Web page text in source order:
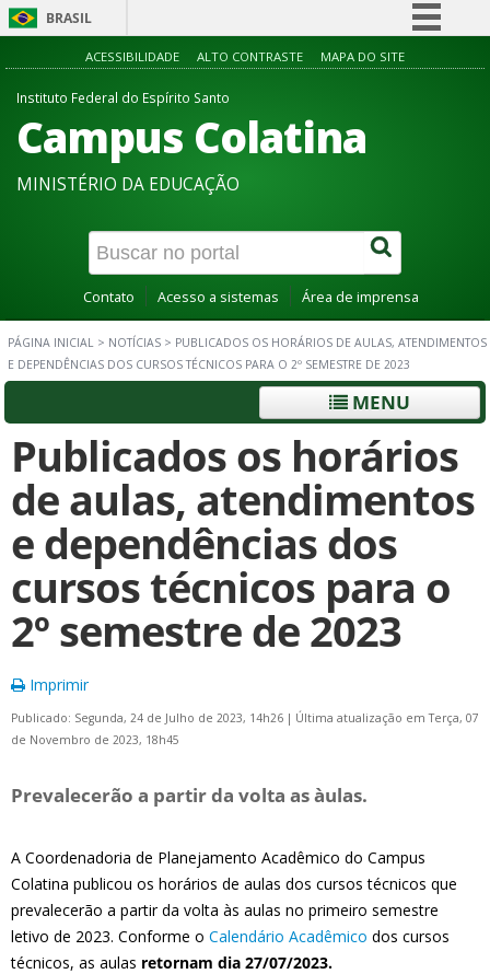
BRASIL
Simplifique!
Acesso à informação
Canais
ACESSIBILIDADE ALTO CONTRASTE MAPA DO SITE
Instituto Federal do Espírito Santo
Campus Colatina
MINISTÉRIO DA EDUCAÇÃO
Contato Acesso a sistemas Área de imprensa
PÁGINA INICIAL > NOTÍCIAS > PUBLICADOS OS HORÁRIOS DE AULAS, ATENDIMENTOS
E DEPENDÊNCIAS DOS CURSOS TÉCNICOS PARA O 2º SEMESTRE DE 2023
MENU
Publicados os horários
de aulas, atendimentos
e dependências dos
cursos técnicos para o
2º semestre de 2023
Imprimir
Publicado: Segunda, 24 de Julho de 2023, 14h26 | Última atualização em Terça, 07
de Novembro de 2023, 18h45
Prevalecerão a partir da volta as àulas.
A Coordenadoria de Planejamento Acadêmico do Campus
Colatina publicou os horários de aulas dos cursos técnicos que
prevalecerão a partir da volta às aulas no primeiro semestre
letivo de 2023. Conforme o Calendário Acadêmico dos cursos
técnicos, as aulas retornam dia 27/07/2023.